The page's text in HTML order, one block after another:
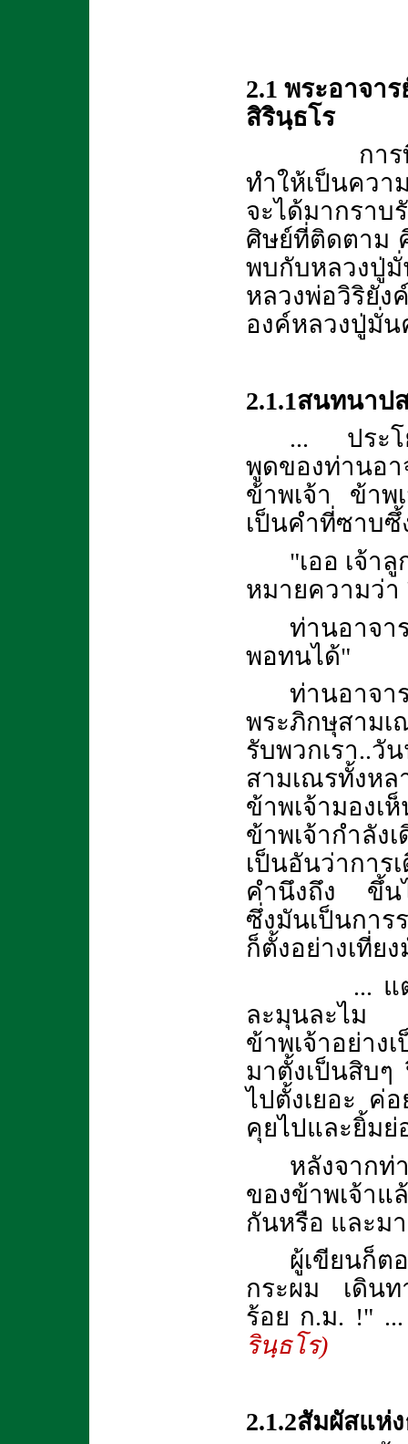
2.1 พระอาจา
สิรินฺธโร
การที่องค์
ทำให้เป็นควา
จะได้มากราบ
ศิษย์ที่ติดตาม
พบกับหลวง
หลวงพ่อวิริยัง
องค์หลวงปู่มั่
2.1.1สนทนาป
... ประโย
พูดของท่านอ
ข้าพเจ้า ข้าพ
เป็นคำที่ซาบซึ้
"เออ เจ้า
หมายความว่า
ท่านอาจา
พอทนได้"
ท่านอาจ
พระภิกษุสามเ
รับพวกเรา..
สามเณรทั้งห
ข้าพเจ้ามองเ
ข้าพเจ้ากำลัง
เป็นอันว่าการ
คำนึงถึง ขึ้นไ
ซึ่งมันเป็นกา
ก็ตั้งอย่างเที่ย
... แต่ท่าน
ละมุนละไม
ข้าพเจ้าอย่าง
มาตั้งเป็นสิบๆ
ไปตั้งเยอะ ค่
คุยไปและยิ้มย่
หลังจากท่
ของข้าพเจ้าแ
กันหรือ และม
ผู้เขียนก็
กระผม เดินท
ร้อย ก.ม. !"
รินฺธโร)
2.1.2สัมผัสแห่